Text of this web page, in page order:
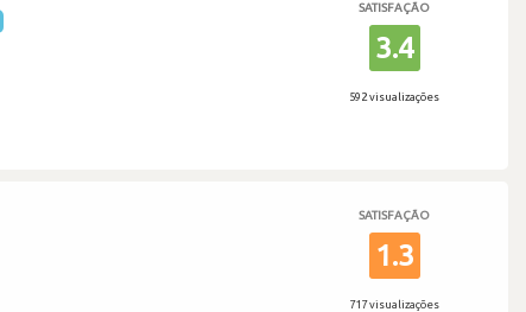
SATISFAÇÃO
3.4
592 visualizações
SATISFAÇÃO
1.3
717 visualizações